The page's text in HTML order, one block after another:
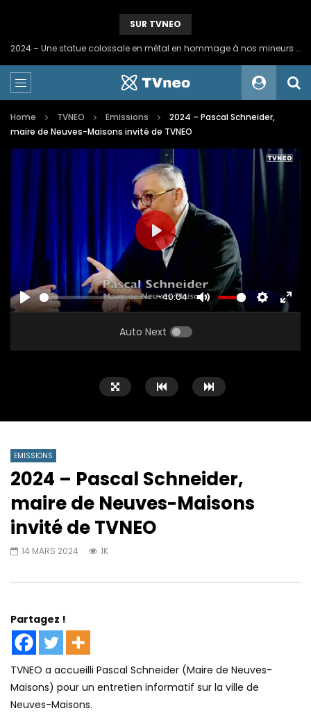
SUR TVNEO
2024 – Une statue colossale en métal en hommage à nos mineurs de fer
Home TVNEO Emissions
2024 – Pascal Schneider,
maire de Neuves-Maisons invité de TVNEO
PLAY
-40:04
MUTE SETTINGS
PLAY
Auto Next
EMISSIONS
2024 – Pascal Schneider,
maire de Neuves-Maisons
invité de TVNEO
14 MARS 2024 1K
Partagez !
TVNEO a accueilli Pascal Schneider (Maire de Neuves-
Maisons) pour un entretien informatif sur la ville de
Neuves-Maisons.